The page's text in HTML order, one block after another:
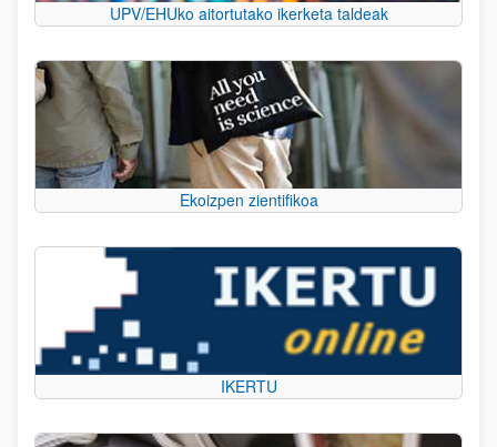
UPV/EHUko aitortutako ikerketa taldeak
Ekoizpen zientifikoa
IKERTU